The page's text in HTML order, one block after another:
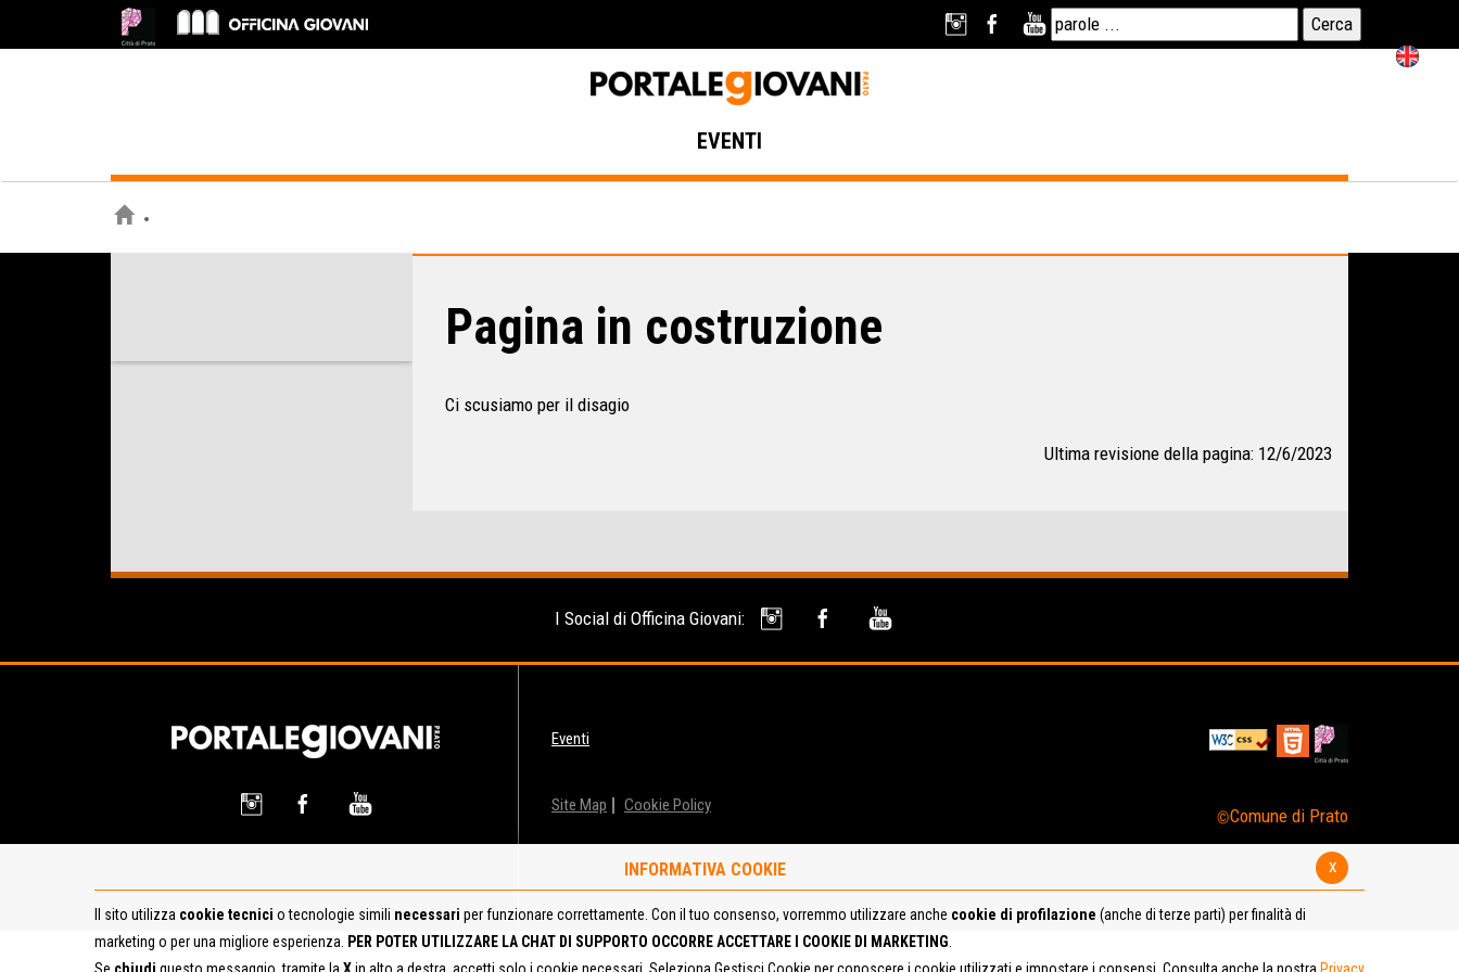
EVENTI
Pagina in costruzione
Ci scusiamo per il disagio
Ultima revisione della pagina: 12/6/2023
I Social di Officina Giovani:
Eventi
Site Map Cookie Policy Comune di Prato
x
INFORMATIVA COOKIE
Il sito utilizza cookie tecnici o tecnologie simili necessari per funzionare correttamente. Con il tuo consenso, vorremmo utilizzare anche cookie di profilazione (anche di terze parti) per finalità di
marketing o per una migliore esperienza.
PER POTER UTILIZZARE LA CHAT DI SUPPORTO OCCORRE ACCETTARE I COOKIE DI MARKETING